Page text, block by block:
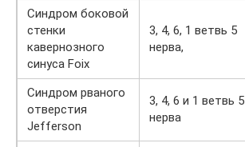
Синдром боковой
стенки
кавернозного
синуса Foix
3, 4, 6, 1 ветвь 5
нерва,
Синдром рваного
отверстия
Jefferson
3, 4, 6 и 1 ветвь 5
нерва